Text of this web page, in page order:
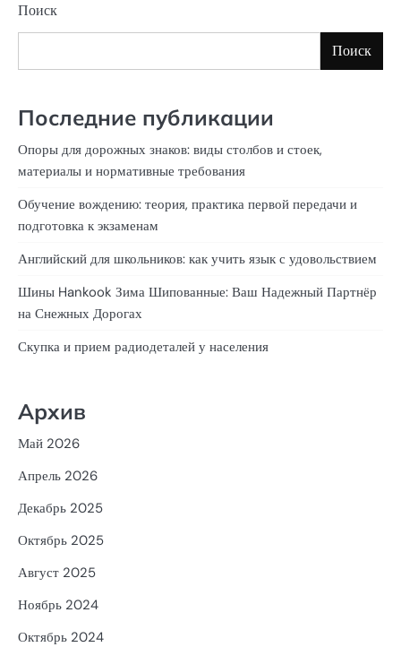
Поиск
Поиск
Последние публикации
Опоры для дорожных знаков: виды столбов и стоек,
материалы и нормативные требования
Обучение вождению: теория, практика первой передачи и
подготовка к экзаменам
Английский для школьников: как учить язык с удовольствием
Шины Hankook Зима Шипованные: Ваш Надежный Партнёр
на Снежных Дорогах
Скупка и прием радиодеталей у населения
Архив
Май 2026
Апрель 2026
Декабрь 2025
Октябрь 2025
Август 2025
Ноябрь 2024
Октябрь 2024